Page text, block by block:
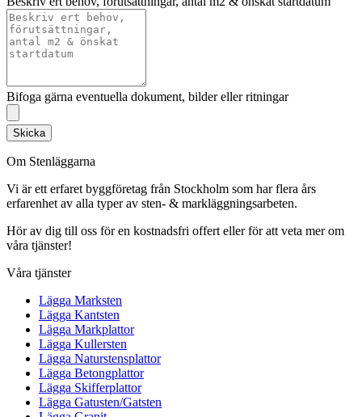
Bifoga gärna eventuella dokument, bilder eller ritningar
Skicka
Om Stenläggarna
Vi är ett erfaret byggföretag från Stockholm som har flera års
erfarenhet av alla typer av sten- & markläggningsarbeten.
Hör av dig till oss för en kostnadsfri offert eller för att veta mer om
våra tjänster!
Våra tjänster
Lägga Marksten
Lägga Kantsten
Lägga Markplattor
Lägga Kullersten
Lägga Naturstensplattor
Lägga Betongplattor
Lägga Skifferplattor
Lägga Gatusten/Gatsten